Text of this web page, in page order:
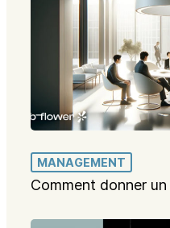
MANAGEMENT
Comment donner